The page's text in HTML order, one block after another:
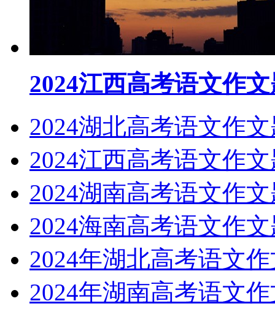
2024江西高考语文作
2024湖北高考语文作
2024江西高考语文作
2024湖南高考语文作
2024海南高考语文作
2024年湖北高考语文
2024年湖南高考语文